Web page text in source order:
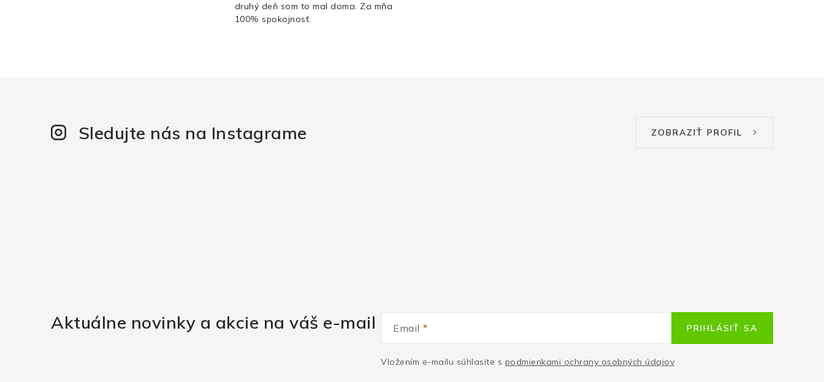
druhý deň som to mal doma. Za mňa
100% spokojnosť.
Sledujte nás na Instagrame ZOBRAZIŤ PROFIL
Aktuálne novinky a akcie na váš e-mail Email
Vložením e-mailu súhlasíte s podmienkami ochrany osobných údajov
PRIHLÁSIŤ SA